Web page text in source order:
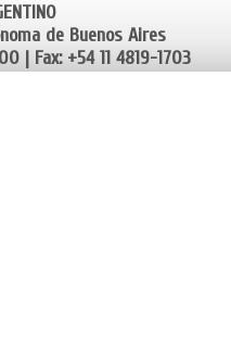
de Buenos Aires
| Fax: +54 11 4819-1703